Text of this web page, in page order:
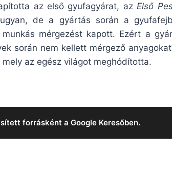
az első gyufagyárat, az Első
de a gyártás során a
mérgezést kapott. Ezért a
során nem kellett mérgező
az egész világot meghódította.
forrásként a Google Keresőben.